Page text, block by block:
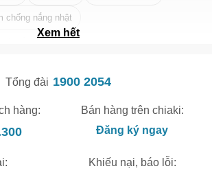
chống nắng nhật
Xem hết
Tổng đài 1900 2054
hàng:
Bán hàng trên chiaki:
Đăng ký ngay
Khiếu nại, báo lỗi: